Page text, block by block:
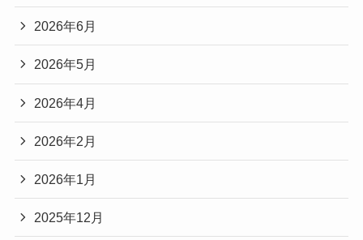
2026年6月
2026年5月
2026年4月
2026年2月
2026年1月
2025年12月